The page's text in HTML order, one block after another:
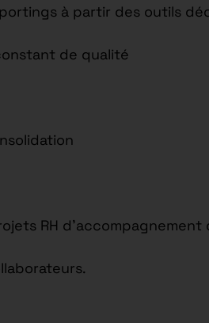
à partir des outils
de qualité
RH d’accompagnement